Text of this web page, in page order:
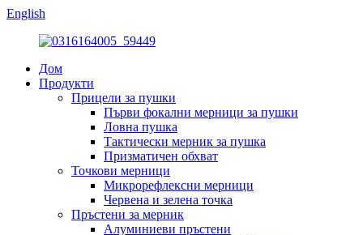
English
Дом
Продукти
Прицели за пушки
Първи фокални мерници за пушки
Ловна пушка
Тактически мерник за пушка
Призматичен обхват
Точкови мерници
Микрорефлексни мерници
Червена и зелена точка
Пръстени за мерник
Алуминиеви пръстени